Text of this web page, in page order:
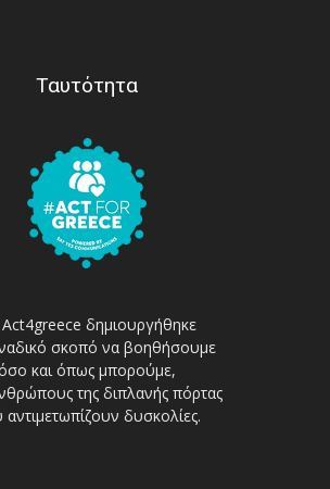
Ταυτότητα
δημιουργήθηκε
σκοπό να βοηθήσουμε
και όπως μπορούμε,
της διπλανής πόρτας
δυσκολίες.